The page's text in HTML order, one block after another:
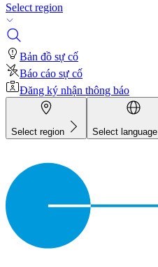
Select region
Bản đồ sự cố
Báo cáo sự cố
Đăng ký nhận thông báo
Select region Select language